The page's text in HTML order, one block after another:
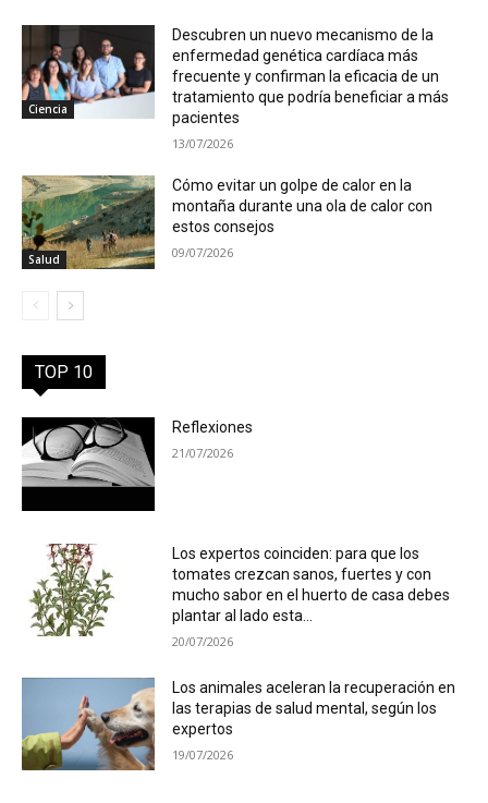
Ciencia
Descubren un nuevo mecanismo de la
enfermedad genética cardíaca más
frecuente y confirman la eficacia de un
tratamiento que podría beneficiar a más
pacientes
13/07/2026
Salud
Cómo evitar un golpe de calor en la
montaña durante una ola de calor con
estos consejos
09/07/2026
TOP 10
Reflexiones
21/07/2026
Los expertos coinciden: para que los
tomates crezcan sanos, fuertes y con
mucho sabor en el huerto de casa debes
plantar al lado esta...
20/07/2026
Los animales aceleran la recuperación en
las terapias de salud mental, según los
expertos
19/07/2026